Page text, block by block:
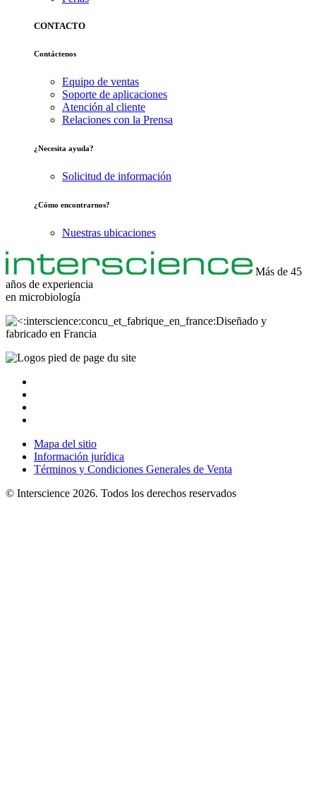
CONTACTO
Contáctenos
Equipo de ventas
Soporte de aplicaciones
Atención al cliente
Relaciones con la Prensa
¿Necesita ayuda?
Solicitud de información
¿Cómo encontrarnos?
Nuestras ubicaciones
Más de 45
años de experiencia
en microbiología
Diseñado y
fabricado en Francia
Mapa del sitio
Información jurídica
Términos y Condiciones Generales de Venta
© Interscience 2026. Todos los derechos reservados